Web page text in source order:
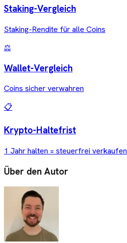
Staking-Vergleich
Staking-Rendite für alle Coins
⚖️
Wallet-Vergleich
Coins sicher verwahren
📋
Krypto-Haltefrist
1 Jahr halten = steuerfrei verkaufen
Über den Autor